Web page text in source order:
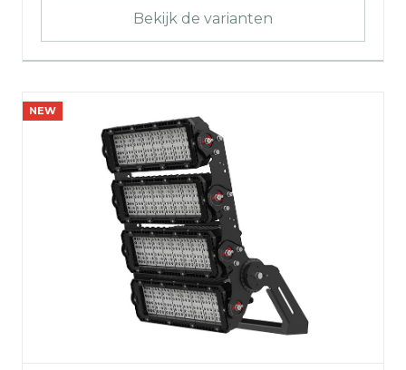
Bekijk de varianten
NEW